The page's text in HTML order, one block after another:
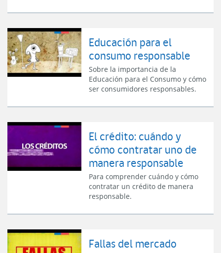
Educación para el
consumo responsable
Sobre la importancia de la
Educación para el Consumo y cómo
ser consumidores responsables.
El crédito: cuándo y
cómo contratar uno de
manera responsable
Para comprender cuándo y cómo
contratar un crédito de manera
responsable.
Fallas del mercado